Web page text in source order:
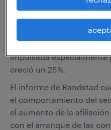
La contratación creció
consecuencia exclusiva
ya que la indefinida cayó
interanuales la
impulsada especialmente
creció un 25%.
El informe de Randstad
el comportamiento del
el aumento de la
con el arranque de las